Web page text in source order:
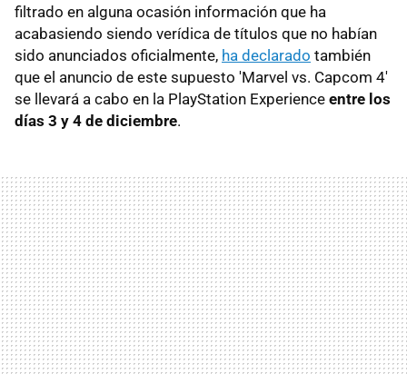
filtrado en alguna ocasión información que ha
acabasiendo siendo verídica de títulos que no habían
sido anunciados oficialmente, ha declarado también
que el anuncio de este supuesto 'Marvel vs. Capcom 4'
se llevará a cabo en la PlayStation Experience entre los
días 3 y 4 de diciembre.